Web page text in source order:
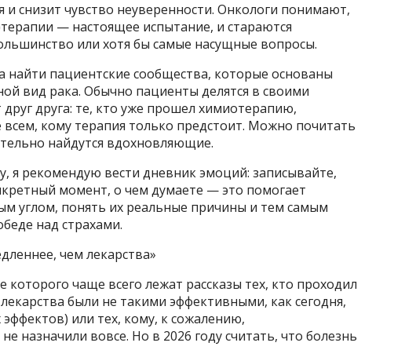
снизит чувство неуверенности. Онкологи понимают,
— настоящее испытание, и стараются
или хотя бы самые насущные вопросы.
найти пациентские сообщества, которые основаны
вид рака. Обычно пациенты делятся в своими
друга: те, кто уже прошел химиотерапию,
кому терапия только предстоит. Можно почитать
найдутся вдохновляющие.
я рекомендую вести дневник эмоций: записывайте,
момент, о чем думаете — это помогает
углом, понять их реальные причины и тем самым
над страхами.
чем лекарства»
чаще всего лежат рассказы тех, кто проходил
были не такими эффективными, как сегодня,
или тех, кому, к сожалению,
назначили вовсе. Но в 2026 году считать, что болезнь